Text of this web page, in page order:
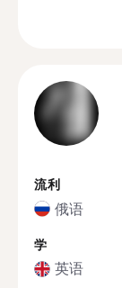
流利
俄语
学
英语